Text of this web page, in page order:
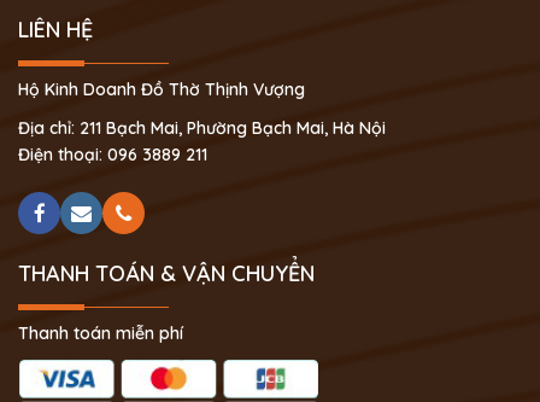
LIÊN HỆ
Hộ Kinh Doanh Đồ Thờ Thịnh Vượng
Địa chỉ: 211 Bạch Mai, Phường Bạch Mai, Hà Nội
Điện thoại: 096 3889 211
THANH TOÁN & VẬN CHUYỂN
Thanh toán miễn phí